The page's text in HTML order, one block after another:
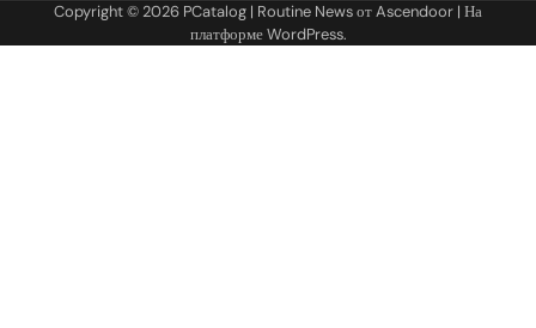
Copyright © 2026 PCatalog | Routine News отAscendoor | На
платформеWordPress.